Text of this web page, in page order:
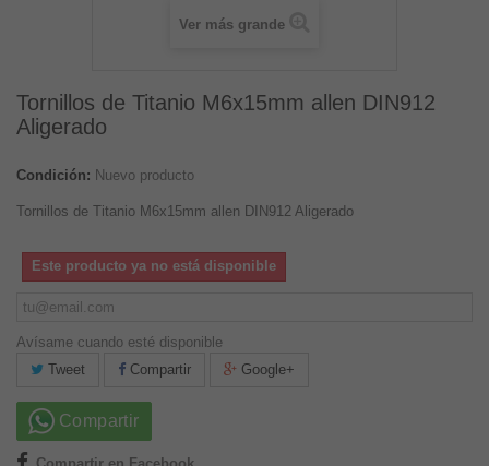
Ver más grande
Tornillos de Titanio M6x15mm allen DIN912
Aligerado
Condición: Nuevo producto
Tornillos de Titanio M6x15mm allen DIN912 Aligerado
Este producto ya no está disponible
Avísame cuando esté disponible
Tweet
Compartir Google+
Compartir